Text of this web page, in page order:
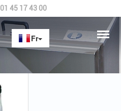
01 45 17 43 00
DETERMAX V2 PAE